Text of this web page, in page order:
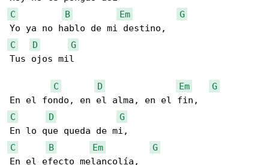
C
B Em
G
C
D
G
Tus ojos mil
C D Em
G
C
D
G
C
B Em
G